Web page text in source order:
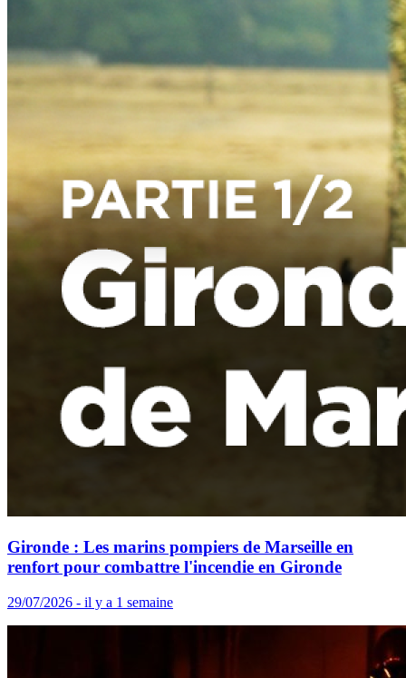
Gironde : Les marins pompiers de Marseille en
renfort pour combattre l'incendie en Gironde
29/07/2026 - il y a 1 semaine